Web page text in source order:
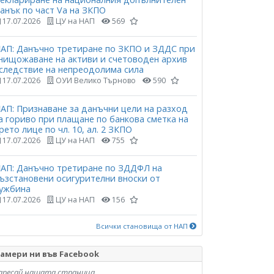
по част Vа на ЗКПО
17.07.2026 ЦУ на НАП 569
Данъчно третиране по ЗКПО и ЗДДС при
на активи и счетоводен архив
на непреодолима сила
17.07.2026 ОУИ Велико Търново 590
Признаване за данъчни цели на разход
гориво при плащане по банкова сметка на
лице по чл. 10, ал. 2 ЗКПО
17.07.2026 ЦУ на НАП 755
Данъчно третиране по ЗДДФЛ на
осигурителни вноски от
17.07.2026 ЦУ на НАП 156
Всички становища от НАП
ни във Facebook